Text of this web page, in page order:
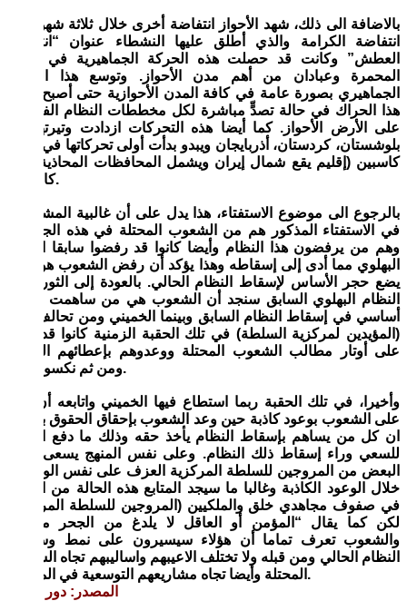
بالاضافة الى ذلك، شهد الأحواز انتفاضة أخرى خلال ثلاثة شهور بعد
انتفاضة الكرامة والذي أطلق عليها النشطاء عنوان “انتفاضة
العطش” وكانت قد حصلت هذه الحركة الجماهيرية في مدينة
المحمرة وعبادان من أهم مدن الأحواز. وتوسع هذا الحراك
الجماهيري بصورة عامة في كافة المدن الأحوازية حتى أصبح اليوم
هذا الحراك في حالة تصدٍّ مباشرة لكل مخططات النظام الفارسي
على الأرض الأحواز. كما أيضا هذه التحركات ازدادت وتيرتها في
بلوشستان، كردستان، أذربايجان ويبدو بدأت أولى تحركاتها في اقليم
كاسبين (إقليم يقع شمال إيران ويشمل المحافظات المحاذية لبحر
كاسبين).
بالرجوع الى موضوع الاستفتاء، هذا يدل على أن غالبية المشاركين
في الاستفتاء المذكور هم من الشعوب المحتلة في هذه الجغرافيا
وهم من يرفضون هذا النظام وأيضا كانوا قد رفضوا سابقا النظام
البهلوي مما أدى إلى إسقاطه وهذا يؤكد أن رفض الشعوب هو الذي
يضع حجر الأساس لإسقاط النظام الحالي. بالعودة إلى الثورة ضد
النظام البهلوي السابق سنجد أن الشعوب هي من ساهمت بشكل
أساسي في إسقاط النظام السابق وبينما الخميني ومن تحالف معه
(المؤيدين لمركزية السلطة) في تلك الحقبة الزمنية كانوا قد لعبوا
على أوتار مطالب الشعوب المحتلة ووعدوهم بإعطائهم الحقوق
ومن ثم نكسوا العهد.
وأخيرا، في تلك الحقبة ربما استطاع فيها الخميني واتابعه أن يؤثر
على الشعوب بوعود كاذبة حين وعد الشعوب بإحقاق الحقوق باعتبار
ان كل من يساهم بإسقاط النظام يأخذ حقه وذلك ما دفع الجميع
للسعي وراء إسقاط ذلك النظام. وعلى نفس المنهج يسعى اليوم
البعض من المروجين للسلطة المركزية العزف على نفس الوتر من
خلال الوعود الكاذبة وغالبا ما سيجد المتابع هذه الحالة من الوعود
في صفوف مجاهدي خلق والملكيين (المروجين للسلطة المركزية)
لكن كما يقال “المؤمن أو العاقل لا يلدغ من الجحر مرتين”
والشعوب تعرف تماما أن هؤلاء سيسيرون على نمط وسياسة
النظام الحالي ومن قبله ولا تختلف الاعيبهم واساليبهم تجاه الشعوب
المحتلة وأيضا تجاه مشاريعهم التوسعية في المنطقة.
المصدر: دور انتاش